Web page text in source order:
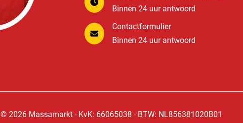
Binnen 24 uur antwoord
Contactformulier
Binnen 24 uur antwoord
© 2026 Massamarkt - KvK: 66065038 - BTW: NL856381020B01